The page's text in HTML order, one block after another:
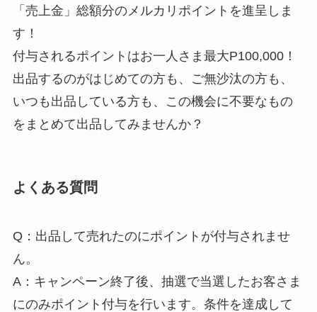
「売上金」総額分のメルカリポイントを進呈しま
す！
付与されるポイントはお一人さま最大P100,000！
出品するのがはじめての方も、ご無沙汰の方も、
いつも出品している方も、この機会に不要なもの
をまとめて出品してみませんか？
よくある質問
Q：出品して売れたのにポイントが付与されませ
ん。
A：キャンペーン終了後、抽選で当選したお客さま
にのみポイント付与を行います。条件を達成して